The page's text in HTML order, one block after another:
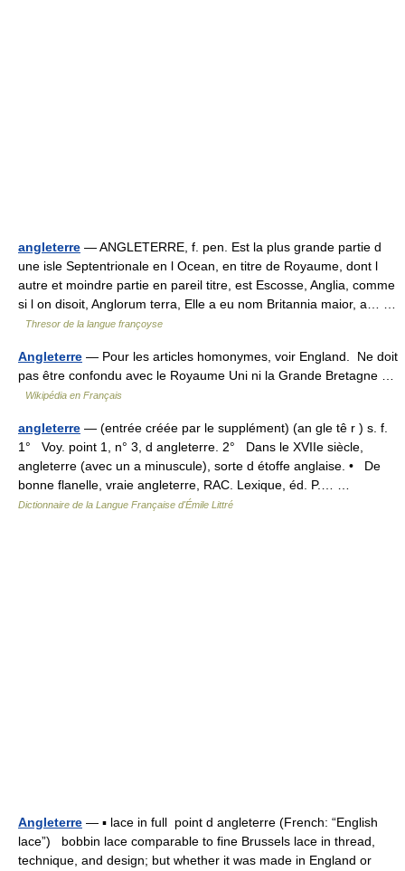
angleterre — ANGLETERRE, f. pen. Est la plus grande partie d
une isle Septentrionale en l Ocean, en titre de Royaume, dont l
autre et moindre partie en pareil titre, est Escosse, Anglia, comme
si l on disoit, Anglorum terra, Elle a eu nom Britannia maior, a… …
Thresor de la langue françoyse
Angleterre — Pour les articles homonymes, voir England. Ne doit
pas être confondu avec le Royaume Uni ni la Grande Bretagne …
Wikipédia en Français
angleterre — (entrée créée par le supplément) (an gle tê r ) s. f.
1° Voy. point 1, n° 3, d angleterre. 2° Dans le XVIIe siècle,
angleterre (avec un a minuscule), sorte d étoffe anglaise. • De
bonne flanelle, vraie angleterre, RAC. Lexique, éd. P.… …
Dictionnaire de la Langue Française d'Émile Littré
Angleterre — ▪ lace in full point d angleterre (French: “English
lace”) bobbin lace comparable to fine Brussels lace in thread,
technique, and design; but whether it was made in England or